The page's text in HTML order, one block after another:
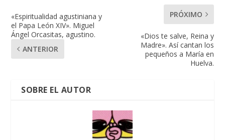
«Espiritualidad agustiniana y
el Papa León XIV». Miguel
Ángel Orcasitas, agustino.
ANTERIOR
PRÓXIMO
«Dios te salve, Reina y
Madre». Así cantan los
pequeños a María en
Huelva.
SOBRE EL AUTOR